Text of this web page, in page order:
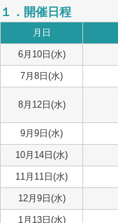
１．開催日程
月日
6月10日(水)
7月8日(水)
8月12日(水)
9月9日(水)
10月14日(水)
11月11日(水)
12月9日(水)
1月13日(水)